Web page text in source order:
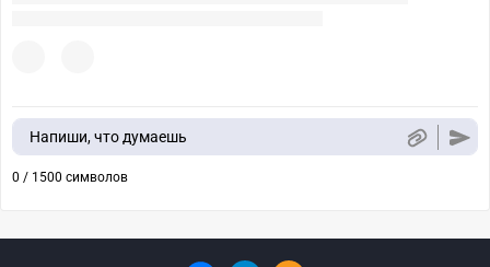
Напиши, что думаешь
0 / 1500 символов